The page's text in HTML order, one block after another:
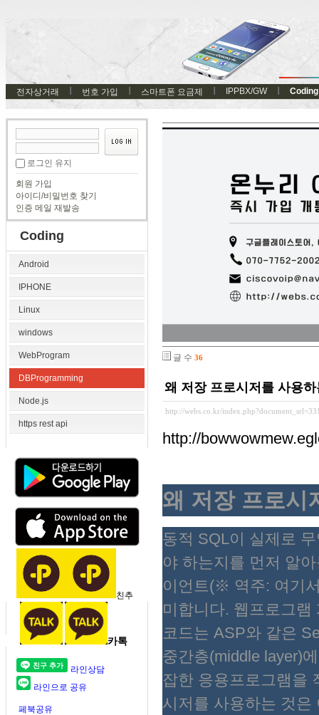
전자상거래 번호 가입 스마트폰 요금제 IPPBX/GW Coding
로그인 유지
회원 가입
아이디/비밀번호 찾기
인증 메일 재발송
Coding
Android
IPHONE
Linux
windows
WebProgram
DBProgramming
Node.js
https rest api
친추
카톡
라인상담
라인으로 공유
페북공유
글 수 36
왜 저장 프로시저를 사용
http://webs.co.kr/
http://
왜 저장 프로시
동적 SQL이 실제로
야 하는지를 먼저 알
이언트(※ 역주: 여기
미합니다. 웹프로그
코드는 ASP와 같은
중간층(middle layer)
잡한 응용프로그램을
시저를 사용하는 것은